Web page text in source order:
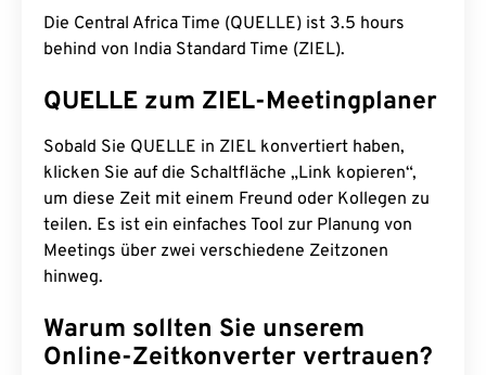
Die Central Africa Time (QUELLE) ist 3.5 hours
behind von India Standard Time (ZIEL).
QUELLE zum ZIEL-Meetingplaner
Sobald Sie QUELLE in ZIEL konvertiert haben,
klicken Sie auf die Schaltfläche „Link kopieren“,
um diese Zeit mit einem Freund oder Kollegen zu
teilen. Es ist ein einfaches Tool zur Planung von
Meetings über zwei verschiedene Zeitzonen
hinweg.
Warum sollten Sie unserem
Online-Zeitkonverter vertrauen?